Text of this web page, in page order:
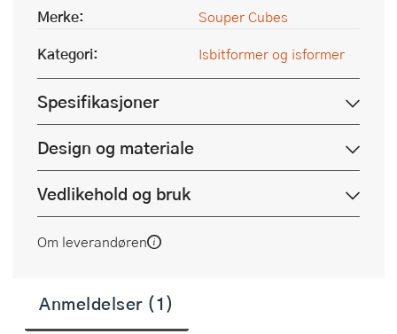
Merke:
Souper Cubes
Kategori:
Isbitformer og isformer
Spesifikasjoner
Design og materiale
Vedlikehold og bruk
Om leverandøren
Anmeldelser (1)